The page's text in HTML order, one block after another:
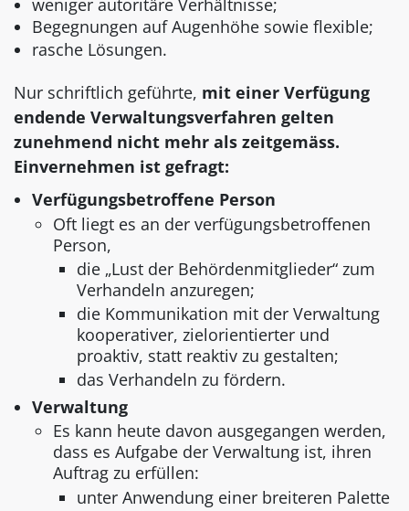
Begegnungen auf Augenhöhe sowie flexible;
rasche Lösungen.
Nur schriftlich geführte, mit einer Verfügung
endende Verwaltungsverfahren gelten
zunehmend nicht mehr als zeitgemäss.
Einvernehmen ist gefragt:
Verfügungsbetroffene Person
Oft liegt es an der verfügungsbetroffenen
Person,
die „Lust der Behördenmitglieder“ zum
Verhandeln anzuregen;
die Kommunikation mit der Verwaltung
kooperativer, zielorientierter und
proaktiv, statt reaktiv zu gestalten;
das Verhandeln zu fördern.
Verwaltung
Es kann heute davon ausgegangen werden,
dass es Aufgabe der Verwaltung ist, ihren
Auftrag zu erfüllen:
unter Anwendung einer breiteren Palette